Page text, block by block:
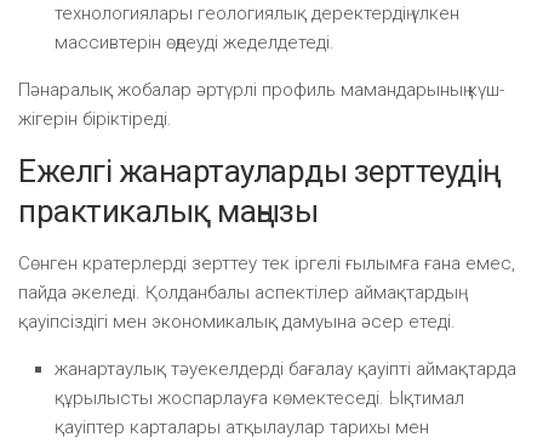
технологиялары геологиялық деректердің үлкен
массивтерін өңдеуді жеделдетеді.
Пәнаралық жобалар әртүрлі профиль мамандарының күш-
жігерін біріктіреді.
Ежелгі жанартауларды зерттеудің
практикалық маңызы
Сөнген кратерлерді зерттеу тек іргелі ғылымға ғана емес,
пайда әкеледі. Қолданбалы аспектілер аймақтардың
қауіпсіздігі мен экономикалық дамуына әсер етеді.
жанартаулық тәуекелдерді бағалау қауіпті аймақтарда
құрылысты жоспарлауға көмектеседі. Ықтимал
қауіптер карталары атқылаулар тарихы мен